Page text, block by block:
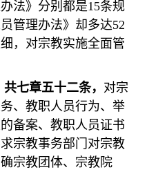
法》分别都是15条规
管理办法》却多达52
，对宗教实施全面管
七章五十二条， 对宗
、教职人员行为、举
备案、教职人员证书
宗教事务部门对宗教
宗教团体、宗教院